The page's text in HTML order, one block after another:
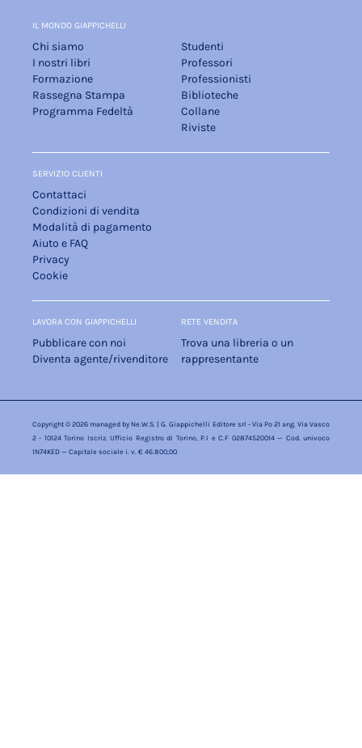
IL MONDO GIAPPICHELLI
Chi siamo
I nostri libri
Formazione
Rassegna Stampa
Programma Fedeltà
Studenti
Professori
Professionisti
Biblioteche
Collane
Riviste
SERVIZIO CLIENTI
Contattaci
Condizioni di vendita
Modalità di pagamento
Aiuto e FAQ
Privacy
Cookie
LAVORA CON GIAPPICHELLI
Pubblicare con noi
Diventa agente/rivenditore
RETE VENDITA
Trova una libreria o un
rappresentante
Copyright © 2026 managed by Ne.W.S. | G. Giappichelli Editore srl - Via Po 21 ang. Via Vasco
2 - 10124 Torino Iscriz. Ufficio Registro di Torino, P.I e C.F 02874520014 — Cod. univoco
1N74KED — Capitale sociale i. v. € 46.800,00